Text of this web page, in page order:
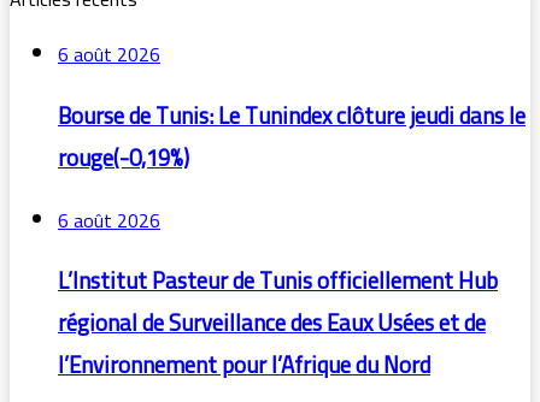
6 août 2026
Bourse de Tunis: Le Tunindex clôture jeudi dans le
rouge(-0,19%)
6 août 2026
L’Institut Pasteur de Tunis officiellement Hub
régional de Surveillance des Eaux Usées et de
l’Environnement pour l’Afrique du Nord